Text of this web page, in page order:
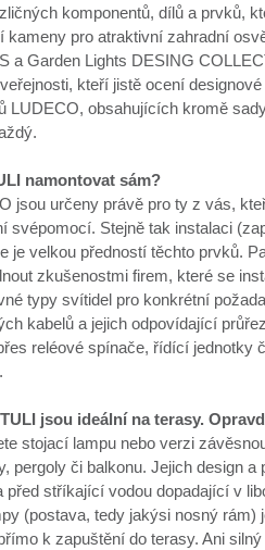
komponentů, dílů a prvků,
kameny pro atraktivní zahradní
Garden Lights DESING
kteří jistě ocení
LUDECO, obsahujících kromě
namontovat sám?
jsou určeny právě pro ty z vás,
svépomocí. Stejně tak instalaci
je velkou předností těchto prvků.
zkušenostmi firem, které se
typy svítidel pro konkrétní
kabelů a jejich odpovídající
reléové spínače, řídící jednotky
jsou ideální na terasy.
stojací lampu nebo verzi
pergoly či balkonu. Jejich design
stříkající vodou dopadající v
(postava, tedy jakýsi nosný
k zapuštění do terasy. Ani